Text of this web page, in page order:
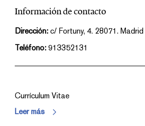
Información de contacto
Dirección: c/ Fortuny, 4. 28071. Madrid
Teléfono: 913352131
Currículum Vitae
Leer más